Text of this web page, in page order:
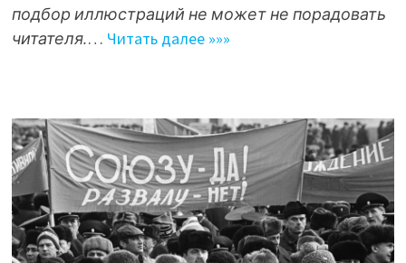
подбор иллюстраций не может не порадовать
читателя.… Читать далее »»»